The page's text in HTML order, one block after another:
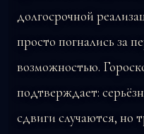
долгосрочной
просто погнались за
возможностью.
подтверждает:
сдвиги случаются, но